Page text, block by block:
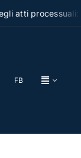
processuali: la
FB